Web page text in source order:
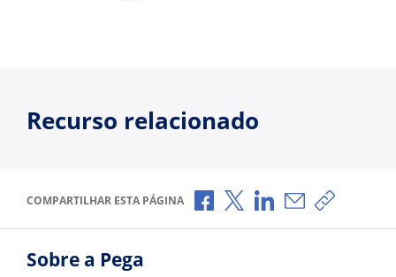
Recurso relacionado
COMPARTILHAR ESTA PÁGINA Compartilhar no Facebook
Compartilhar no X
Compartilhar no
Compartilhar
Copiar
Sobre a Pega